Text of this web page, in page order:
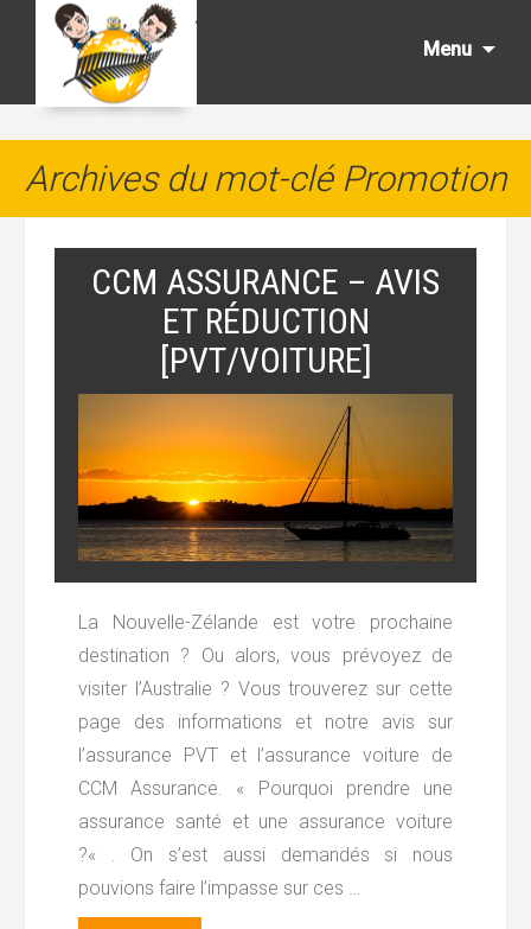
Menu
Archives du mot-clé Promotion
CCM ASSURANCE – AVIS
ET RÉDUCTION
[PVT/VOITURE]
La Nouvelle-Zélande est votre prochaine
destination ? Ou alors, vous prévoyez de
visiter l’Australie ? Vous trouverez sur cette
page des informations et notre avis sur
l’assurance PVT et l’assurance voiture de
CCM Assurance. « Pourquoi prendre une
assurance santé et une assurance voiture
?« . On s’est aussi demandés si nous
pouvions faire l’impasse sur ces …